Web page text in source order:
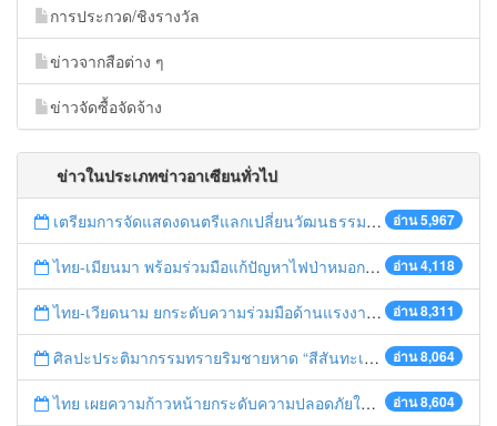
การประกวด/ชิงรางวัล
ข่าวจากสือต่าง ๆ
ข่าวจัดซื้อจัดจ้าง
ข่าวในประเภทข่าวอาเซียนทั่วไป
อ่าน 5,967
เตรียมการจัดแสดงดนตรีแลกเปลี่ยนวัฒนธรรมไทย-บรูไนฯ "อาไล พาเพลิน”
อ่าน 4,118
ไทย-เมียนมา พร้อมร่วมมือแก้ปัญหาไฟป่าหมอกควัน เตรียมพร้อมเปิดช่องทางห้วยต้นนุ่นเป็นด่านถาวร
อ่าน 8,311
ไทย-เวียดนาม ยกระดับความร่วมมือด้านแรงงานระหว่างประเทศสู่การพัฒนาที่ยั่งยืน
อ่าน 8,064
ศิลปะประติมากรรมทรายริมชายหาด “สีสันทะเลชุมพร สู่อาเซียน”
อ่าน 8,604
ไทย เผยความก้าวหน้ายกระดับความปลอดภัยในการทำงานสู่มาตรฐานสากล